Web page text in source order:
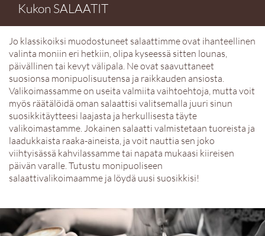
Kukon SALAATIT
Jo klassikoiksi muodostuneet salaattimme ovat ihanteellinen
valinta moniin eri hetkiin, olipa kyseessä sitten lounas,
päivällinen tai kevyt välipala. Ne ovat saavuttaneet
suosionsa monipuolisuutensa ja raikkauden ansiosta.
Valikoimassamme on useita valmiita vaihtoehtoja, mutta voit
myös räätälöidä oman salaattisi valitsemalla juuri sinun
suosikkitäytteesi laajasta ja herkullisesta täyte
valikoimastamme. Jokainen salaatti valmistetaan tuoreista ja
laadukkaista raaka-aineista, ja voit nauttia sen joko
viihtyisässä kahvilassamme tai napata mukaasi kiireisen
päivän varalle. Tutustu monipuoliseen
salaattivalikoimaamme ja löydä uusi suosikkisi!